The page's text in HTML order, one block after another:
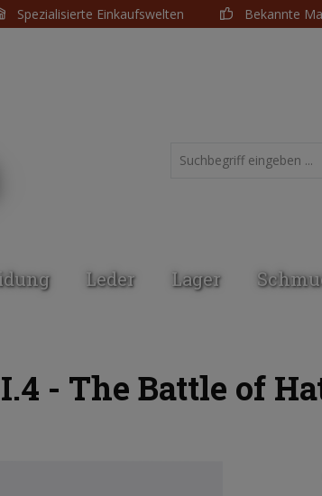
Spezialisierte Einkaufswelten Bekannte
Leder Lager
- The Battle of